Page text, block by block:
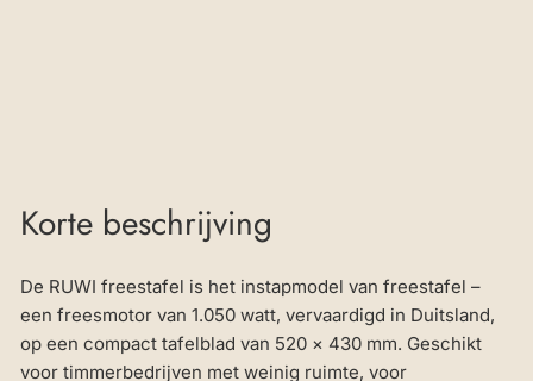
Korte beschrijving
De RUWI freestafel is het instapmodel van freestafel –
een freesmotor van 1.050 watt, vervaardigd in Duitsland,
op een compact tafelblad van 520 × 430 mm. Geschikt
voor timmerbedrijven met weinig ruimte, voor